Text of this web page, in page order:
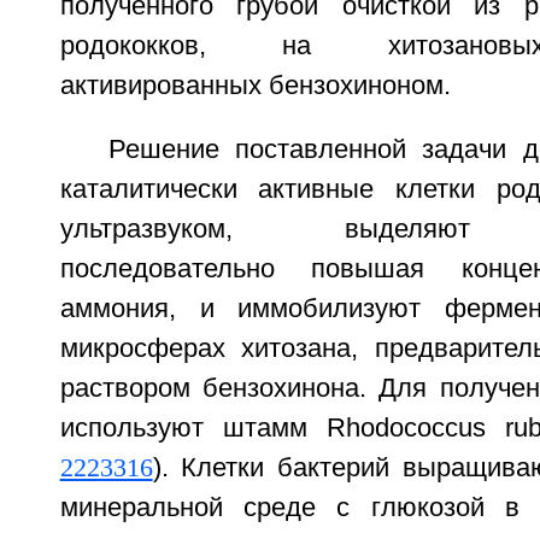
полученного грубой очисткой из
родококков, на
активированных бензохиноном.
Решение поставленной задачи
каталитически активные клетки
ультразвуком, выделяют
последовательно повышая
аммония, и иммобилизуют
микросферах хитозана,
раствором бензохинона. Для
используют штамм Rhodococcus
2223316). Клетки бактерий
минеральной среде с глюкозой в